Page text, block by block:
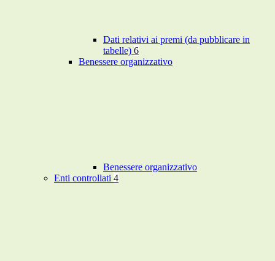
Dati relativi ai premi (da pubblicare in
tabelle) 6
Benessere organizzativo
Benessere organizzativo
Enti controllati 4